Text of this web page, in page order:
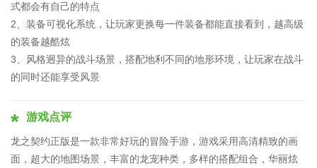
式都会有自己的特点
2、装备可视化系统，让玩家更换每一件装备都能直接看到，越高级
的装备越酷炫
3、风格迥异的战斗场景，搭配地利不同的地形环境，让玩家在战斗
的同时还能享受风景
游戏点评
龙之契约正版是一款非常好玩的冒险手游，游戏采用高清精致的画
面，超大的地图场景，丰富的龙宠种类，多样的搭配组合，华丽炫